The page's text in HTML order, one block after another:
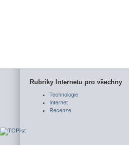
Rubriky Internetu pro všechny
Technologie
Internet
Recenze